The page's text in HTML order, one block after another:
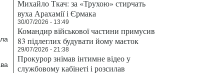
Михайло Ткач: за «Трухою» стирчать
вуха Арахамії і Єрмака
30/07/2026 - 13:49
Командир військової частини примусив
83 підлеглих будувати йому маєток
29/07/2026 - 21:38
Прокурор знімав інтимне відео у
службовому кабінеті і розсилав